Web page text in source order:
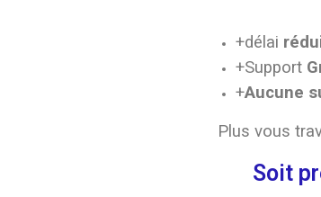
+délai
+Support
+Aucune
Plus vous
Soit